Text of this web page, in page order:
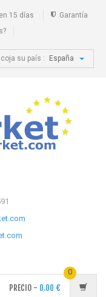
15 días
Garantía
su país : España
PRECIO - 0.00 €
0